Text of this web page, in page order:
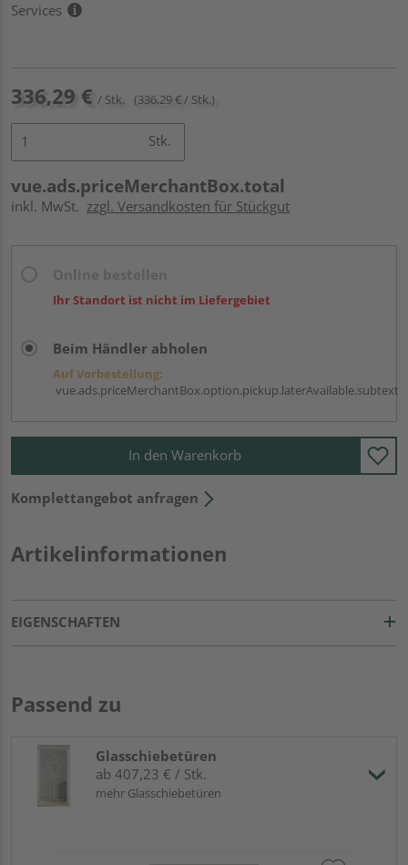
Services
336,29 € / Stk. (336,29 € / Stk.)
Stk.
vue.ads.priceMerchantBox.total
inkl. MwSt. zzgl. Versandkosten für Stückgut
Ihr Standort ist nicht im Liefergebiet
Beim Händler abholen
Auf Vorbestellung:
vue.ads.priceMerchantBox.option.pickup.laterAvailable.subtext
In den Warenkorb
Komplettangebot anfragen
Artikelinformationen
EIGENSCHAFTEN
Passend zu
Glasschiebetüren
ab 407,23 € / Stk.
mehr Glasschiebetüren